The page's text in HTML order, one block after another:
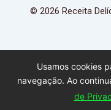
b
k
© 2026 Receita
Usamos cookies
navegação. Ao
de